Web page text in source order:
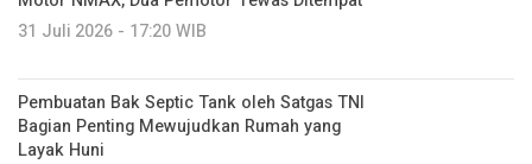
31 Juli 2026 - 17:20 WIB
Pembuatan Bak Septic Tank oleh Satgas TNI
Bagian Penting Mewujudkan Rumah yang
Layak Huni